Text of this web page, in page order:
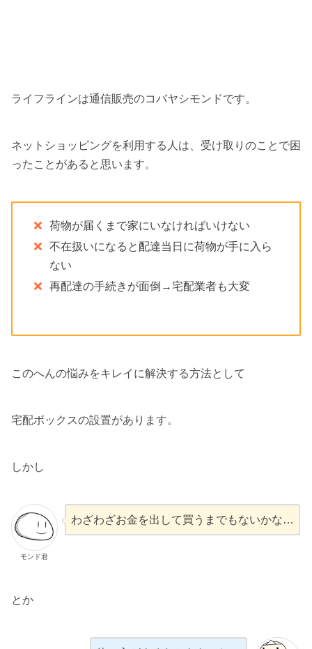
ライフラインは通信販売のコバヤシモンドです。
ネットショッピングを利用する人は、受け取りのことで困
ったことがあると思います。
荷物が届くまで家にいなければいけない
不在扱いになると配達当日に荷物が手に入ら
ない
再配達の手続きが面倒→宅配業者も大変
このへんの悩みをキレイに解決する方法として
宅配ボックスの設置があります。
しかし
モンド君
わざわざお金を出して買うまでもないかな…
とか